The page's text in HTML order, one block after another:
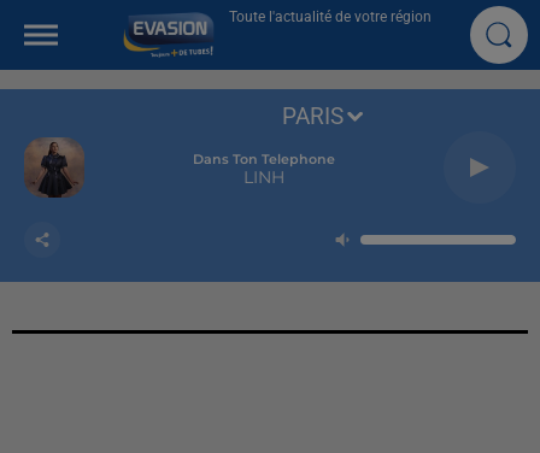
Toute l'actualité de votre région
Dans Ton Telephone
LINH
PARIS